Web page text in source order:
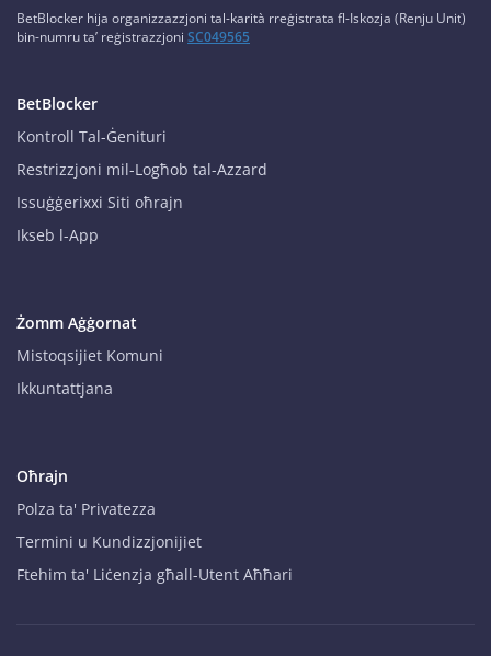
BetBlocker hija organizzazzjoni tal-karità rreġistrata fl-Iskozja (Renju Unit)
bin-numru ta’ reġistrazzjoni SC049565
BetBlocker
Kontroll Tal-Ġenituri
Restrizzjoni mil-Logħob tal-Azzard
Issuġġerixxi Siti oħrajn
Ikseb l-App
Żomm Aġġornat
Mistoqsijiet Komuni
Ikkuntattjana
Oħrajn
Polza ta' Privatezza
Termini u Kundizzjonijiet
Ftehim ta' Liċenzja għall-Utent Aħħari